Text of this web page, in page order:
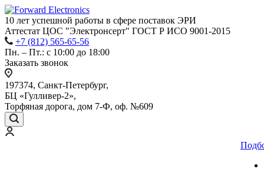
10 лет успешной работы в сфере поставок ЭРИ
Аттестат ЦОС "Электронсерт" ГОСТ Р ИСО 9001-2015
+7 (812) 565-65-56
Пн. – Пт.: с 10:00 до 18:00
Заказать звонок
197374, Санкт-Петербург,
БЦ «Гулливер-2»,
Торфяная дорога, дом 7-Ф, оф. №609